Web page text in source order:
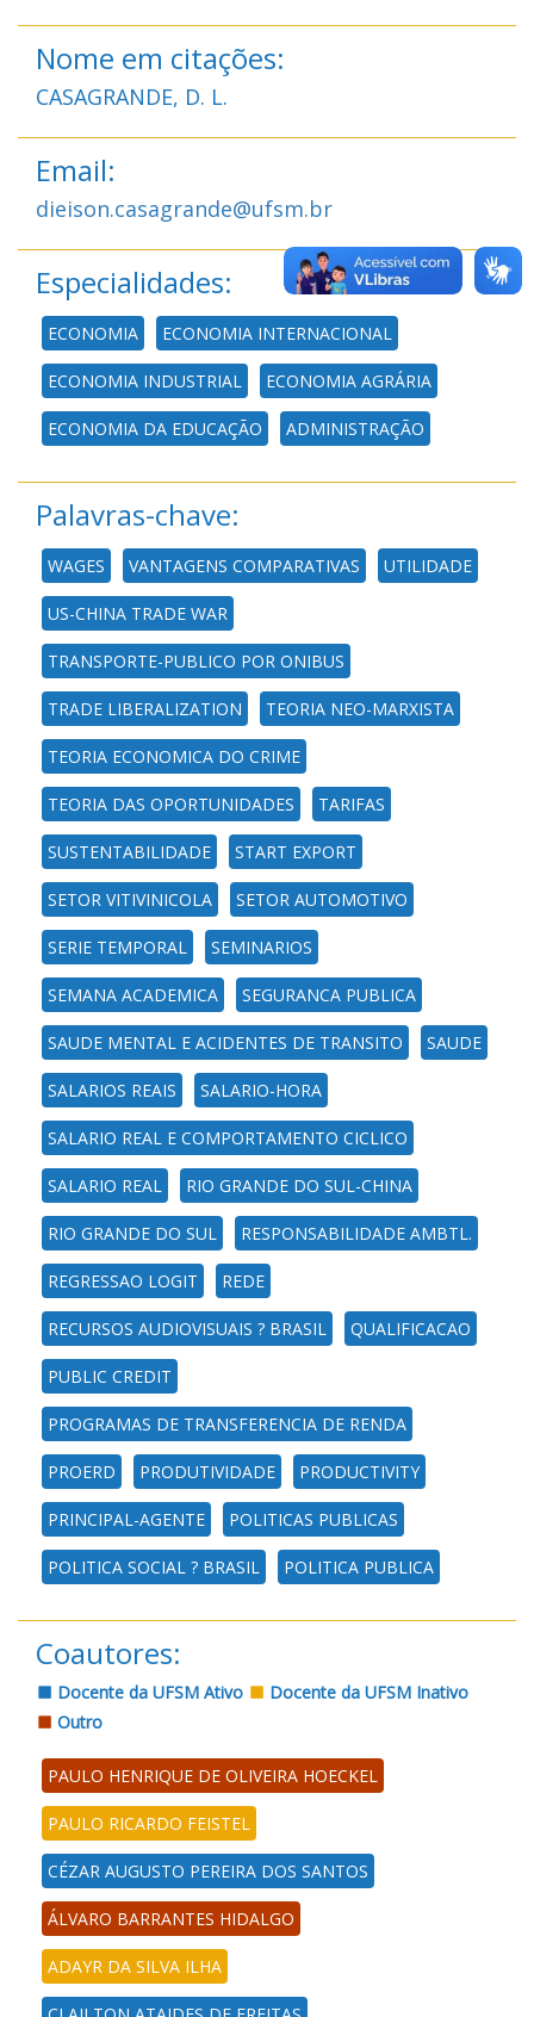
Nome em citações:
CASAGRANDE, D. L.
Email:
dieison.casagrande@ufsm.br
Especialidades:
ECONOMIA ECONOMIA INTERNACIONAL
ECONOMIA INDUSTRIAL ECONOMIA AGRÁRIA
ECONOMIA DA EDUCAÇÃO ADMINISTRAÇÃO
Palavras-chave:
WAGES VANTAGENS COMPARATIVAS UTILIDADE
US-CHINA TRADE WAR
TRANSPORTE-PUBLICO POR ONIBUS
TRADE LIBERALIZATION TEORIA NEO-MARXISTA
TEORIA ECONOMICA DO CRIME
TEORIA DAS OPORTUNIDADES TARIFAS
SUSTENTABILIDADE START EXPORT
SETOR VITIVINICOLA SETOR AUTOMOTIVO
SERIE TEMPORAL SEMINARIOS
SEMANA ACADEMICA SEGURANCA PUBLICA
SAUDE MENTAL E ACIDENTES DE TRANSITO SAUDE
SALARIOS REAIS SALARIO-HORA
SALARIO REAL E COMPORTAMENTO CICLICO
SALARIO REAL RIO GRANDE DO SUL-CHINA
RIO GRANDE DO SUL RESPONSABILIDADE AMBTL.
REGRESSAO LOGIT REDE
RECURSOS AUDIOVISUAIS ? BRASIL QUALIFICACAO
PUBLIC CREDIT
PROGRAMAS DE TRANSFERENCIA DE RENDA
PROERD PRODUTIVIDADE PRODUCTIVITY
PRINCIPAL-AGENTE POLITICAS PUBLICAS
POLITICA SOCIAL ? BRASIL POLITICA PUBLICA
Coautores:
Docente da UFSM Ativo
Docente da UFSM Inativo
Outro
PAULO HENRIQUE DE OLIVEIRA HOECKEL
PAULO RICARDO FEISTEL
CÉZAR AUGUSTO PEREIRA DOS SANTOS
ÁLVARO BARRANTES HIDALGO
ADAYR DA SILVA ILHA